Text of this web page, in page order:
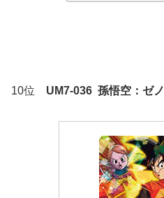
10位 UM7-036 孫悟空：ゼノ